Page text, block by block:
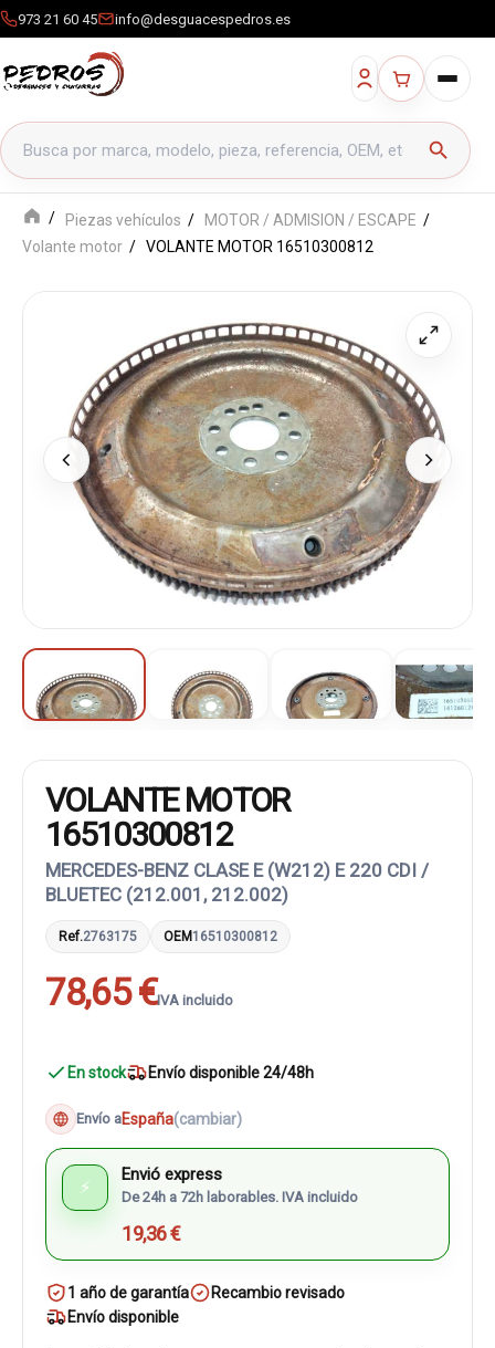
973 21 60 45 info@desguacespedros.es
Buscar productos
search
Piezas vehículos
MOTOR / ADMISION / ESCAPE
Volante motor
VOLANTE MOTOR 16510300812
VOLANTE MOTOR
16510300812
MERCEDES-BENZ CLASE E (W212) E 220 CDI /
BLUETEC (212.001, 212.002)
Ref.2763175 OEM16510300812
78,65 €IVA incluido
En stock Envío disponible 24/48h
Envío aEspaña(cambiar)
⚡
Envió express
De 24h a 72h laborables. IVA incluido
19,36 €
1 año de garantía
Recambio revisado
Envío disponible